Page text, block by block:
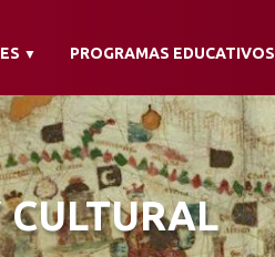
▼ PROGRAMAS EDUCATIVOS
CULTURAL